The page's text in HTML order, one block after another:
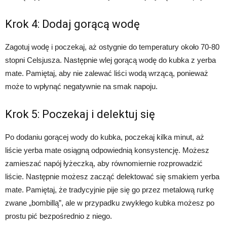
Krok 4: Dodaj gorącą wodę
Zagotuj wodę i poczekaj, aż ostygnie do temperatury około 70-80
stopni Celsjusza. Następnie wlej gorącą wodę do kubka z yerba
mate. Pamiętaj, aby nie zalewać liści wodą wrzącą, ponieważ
może to wpłynąć negatywnie na smak napoju.
Krok 5: Poczekaj i delektuj się
Po dodaniu gorącej wody do kubka, poczekaj kilka minut, aż
liście yerba mate osiągną odpowiednią konsystencję. Możesz
zamieszać napój łyżeczką, aby równomiernie rozprowadzić
liście. Następnie możesz zacząć delektować się smakiem yerba
mate. Pamiętaj, że tradycyjnie pije się go przez metalową rurkę
zwane „bombillą”, ale w przypadku zwykłego kubka możesz po
prostu pić bezpośrednio z niego.